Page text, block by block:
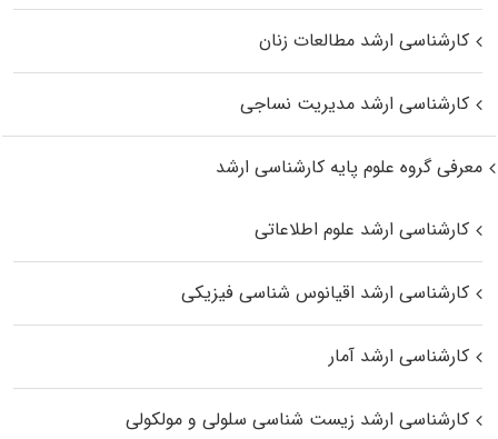
کارشناسی ارشد مطالعات زنان
کارشناسی ارشد مدیریت نساجی
معرفی گروه علوم پایه کارشناسی ارشد
کارشناسی ارشد علوم اطلاعاتی
کارشناسی ارشد اقیانوس‌ شناسی فیزیکی
کارشناسی ارشد آمار
کارشناسی ارشد زیست شناسی سلولی و مولکولی